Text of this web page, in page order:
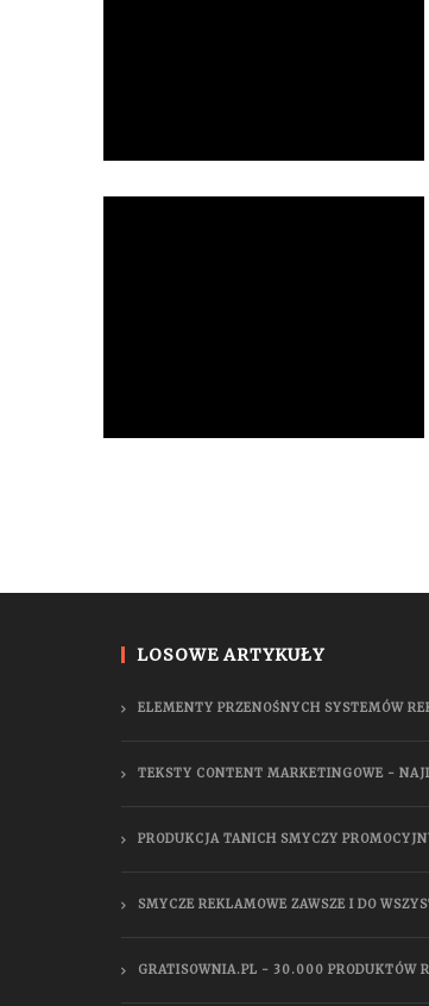
LOSOWE ARTYKUŁY
ELEMENTY PRZENOŚNYCH SYSTEMÓW
TEKSTY CONTENT MARKETINGOWE -
PRODUKCJA TANICH SMYCZY
SMYCZE REKLAMOWE ZAWSZE I DO
GRATISOWNIA.PL - 30.000 PRODUKTÓW